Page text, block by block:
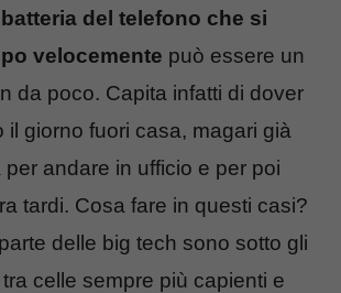
batteria del telefono che si
velocemente può essere un
da poco. Capita infatti di dover
il giorno fuori casa, magari già
per andare in ufficio e per poi
tardi. Cosa fare in questi casi?
delle big tech sono sotto gli
celle sempre più capienti e